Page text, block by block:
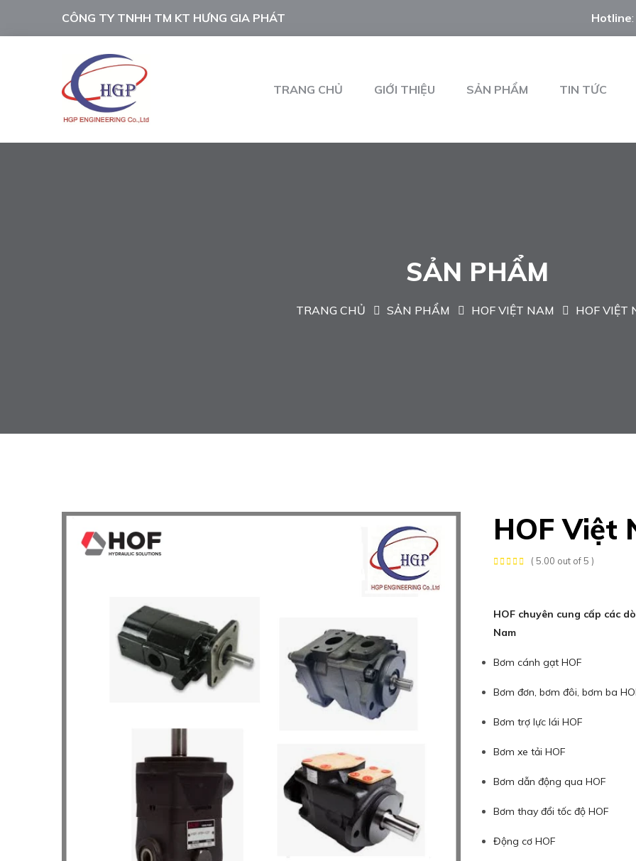
CÔNG TY TNHH TM KT HƯNG GIA PHÁT Hotline:
TRANG CHỦ GIỚI THIỆU SẢN PHẨM TIN TỨC
SẢN PHẨM
TRANG CHỦ SẢN PHẨM HOF VIỆT NAM HOF VIỆT
HOF Việt
( 5.00 out of 5 )
HOF chuyên cung cấp các
Nam
Bơm cánh gạt HOF
Bơm đơn, bơm đôi, bơm ba
Bơm trợ lực lái HOF
Bơm xe tải HOF
Bơm dẫn động qua HOF
Bơm thay đổi tốc độ HOF
Động cơ HOF